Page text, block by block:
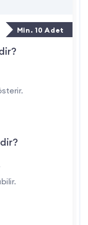
kıyafeti
giyim
ve markaya
tişörtlerimiz,
Min. 10 Adet